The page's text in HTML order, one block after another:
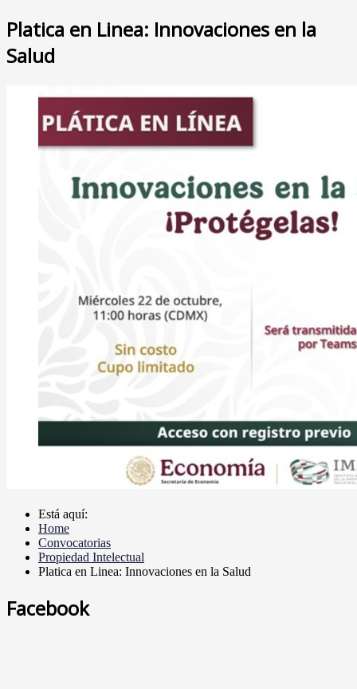
Platica en Linea: Innovaciones en la
Salud
Está aquí:
Home
Convocatorias
Propiedad Intelectual
Platica en Linea: Innovaciones en la Salud
Facebook